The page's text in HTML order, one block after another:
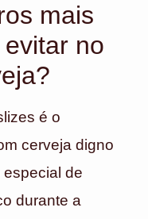
mais
no
é o
cerveja digno
de
durante a